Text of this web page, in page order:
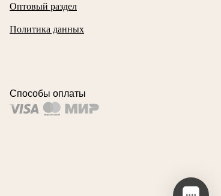
Оптовый раздел
Политика данных
Способы оплаты